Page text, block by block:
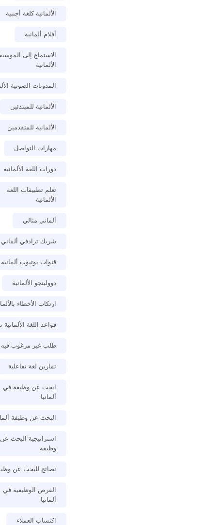
الألمانية كلغة أجنبية
أفلام ألمانية
الاستماع إلى
الألمانية
المدونات الصوتية
الألمانية للمبتدئين
الألمانية للمتقدمين
مهارات التواصل
دورات اللغة الألمانية
تعلم تطبيقات اللغة
الألمانية
ألماني مثالي
شريك ترادفي ألماني
قنوات يوتيوب ألمانية
دوولينجو الألمانية
ارتكاب الأخطاء
قواعد اللغة
طلب غير مرغوب فيه
تمارين لغة تفاعلية
ابحث عن وظيفة في
ألمانيا
البحث عن وظيفة
استراتيجية البحث عن
وظيفة
نصائح للبحث عن
الفرص الوظيفية في
ألمانيا
اكتساب العملاء